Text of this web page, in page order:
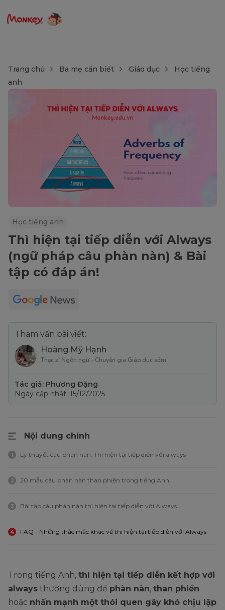
Trang chủ Ba mẹ cần biết Giáo dục
Học tiếng
anh
Học tiếng anh
Thì hiện tại tiếp diễn với Always
(ngữ pháp câu phàn nàn) & Bài
tập có đáp án!
Tham vấn bài viết:
Hoàng Mỹ Hạnh
Thạc sĩ Ngôn ngữ - Chuyên gia Giáo dục sớm
Tác giả: Phương Đặng
Ngày cập nhật: 15/12/2025
Nội dung chính
1 Lý thuyết câu phàn nàn: Thì hiện tại tiếp diễn với always
2 20 mẫu câu phàn nàn than phiền trong tiếng Anh
3 Bài tập câu phàn nàn thì hiện tại tiếp diễn với Always
4 FAQ - Những thắc mắc khác về thì hiện tại tiếp diễn với Always
Trong tiếng Anh, thì hiện tại tiếp diễn kết hợp với
always thường dùng để phàn nàn, than phiền
hoặc nhấn mạnh một thói quen gây khó chịu lặp